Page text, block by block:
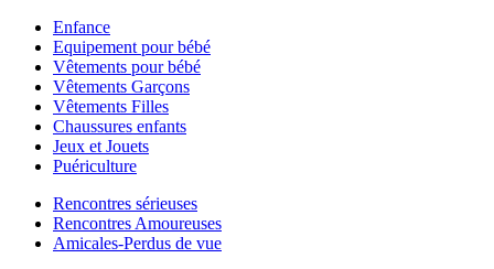
Enfance
Equipement pour bébé
Vêtements pour bébé
Vêtements Garçons
Vêtements Filles
Chaussures enfants
Jeux et Jouets
Puériculture
Rencontres sérieuses
Rencontres Amoureuses
Amicales-Perdus de vue